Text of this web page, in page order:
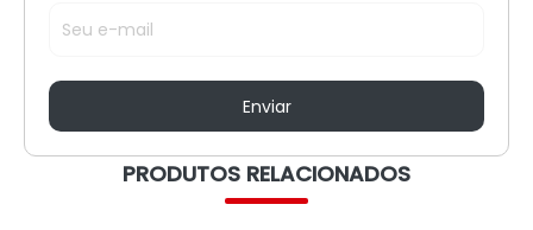
PRODUTOS RELACIONADOS